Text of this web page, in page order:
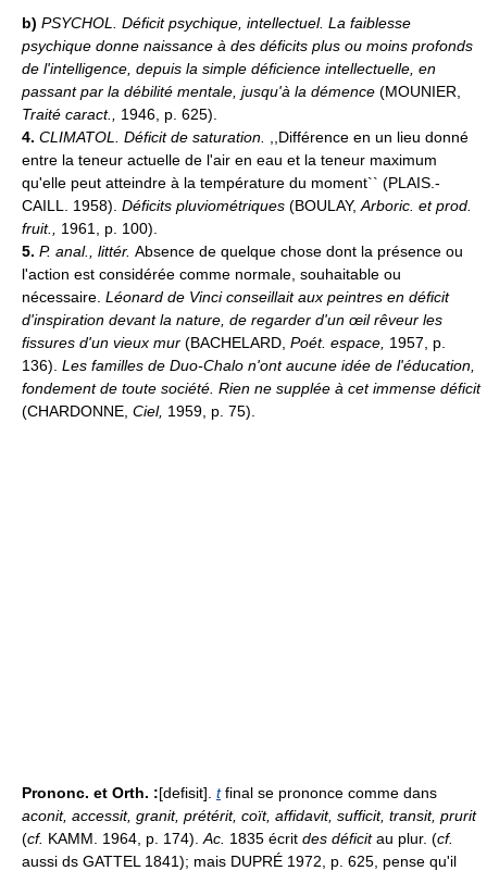
b) PSYCHOL. Déficit psychique, intellectuel. La faiblesse
psychique donne naissance à des déficits plus ou moins profonds
de l'intelligence, depuis la simple déficience intellectuelle, en
passant par la débilité mentale, jusqu'à la démence (MOUNIER,
Traité caract., 1946, p. 625).
4. CLIMATOL. Déficit de saturation.
,,Différence en un lieu donné
entre la teneur actuelle de l'air en eau et la teneur maximum
qu'elle peut atteindre à la température du moment`` (PLAIS.-
CAILL. 1958). Déficits pluviométriques (BOULAY, Arboric. et prod.
fruit., 1961, p. 100).
5. P. anal., littér. Absence de quelque chose dont la présence ou
l'action est considérée comme normale, souhaitable ou
nécessaire. Léonard de Vinci conseillait aux peintres en déficit
d'inspiration devant la nature, de regarder d'un œil rêveur les
fissures d'un vieux mur (BACHELARD, Poét. espace, 1957, p.
136). Les familles de Duo-Chalo n'ont aucune idée de l'éducation,
fondement de toute société. Rien ne supplée à cet immense déficit
(CHARDONNE, Ciel, 1959, p. 75).
Prononc. et Orth. :[defisit]. tfinal se prononce comme dans
aconit, accessit, granit, prétérit, coït, affidavit, sufficit, transit, prurit
(cf. KAMM. 1964, p. 174). Ac. 1835 écrit des déficitau plur. (cf.
aussi ds GATTEL 1841); mais DUPRÉ 1972, p. 625, pense qu'il